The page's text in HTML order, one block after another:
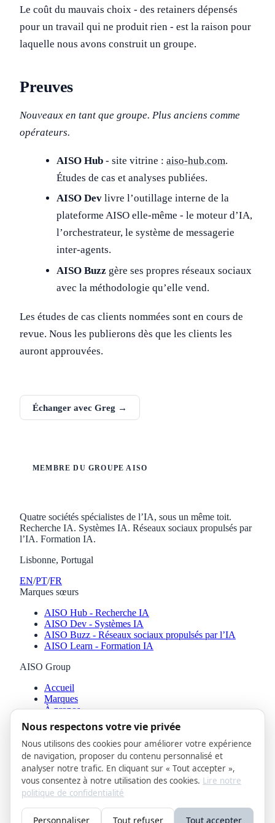
Le coût du mauvais choix - des retainers dépensés
pour un travail qui ne produit rien - est la raison pour
laquelle nous avons construit un groupe.
Preuves
Nouveaux en tant que groupe. Plus anciens comme
opérateurs.
AISO Hub - site vitrine : aiso-hub.com.
Études de cas et analyses publiées.
AISO Dev livre l’outillage interne de la
plateforme AISO elle-même - le moteur d’IA,
l’orchestrateur, le système de messagerie
inter-agents.
AISO Buzz gère ses propres réseaux sociaux
avec la méthodologie qu’elle vend.
Les études de cas clients nommées sont en cours de
revue. Nous les publierons dès que les clients les
auront approuvées.
Échanger avec Greg →
MEMBRE DU GROUPE AISO
Quatre sociétés spécialistes de l’IA, sous un même toit.
Recherche IA. Systèmes IA. Réseaux sociaux propulsés par
l’IA. Formation IA.
Lisbonne, Portugal
EN/PT/FR
Marques sœurs
AISO Hub - Recherche IA
AISO Dev - Systèmes IA
AISO Buzz - Réseaux sociaux propulsés par l’IA
AISO Learn - Formation IA
AISO Group
Accueil
Marques
À propos
Contact
Contact et mentions légales
hello@aiso-group.com
Politique de confidentialité
© © 2025-2026 AISO Group · Precious Episode LDA ·
Lisbonne, Portugal
Nous respectons votre vie privée
Nous utilisons des cookies pour améliorer votre expérience
de navigation, proposer du contenu personnalisé et
analyser notre trafic. En cliquant sur « Tout accepter »,
vous consentez à notre utilisation des cookies. Lire notre
politique de confidentialité
Personnaliser Tout refuser Tout accepter